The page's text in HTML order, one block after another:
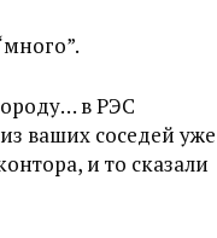
в РЭС
ваших соседей уже
и то сказали